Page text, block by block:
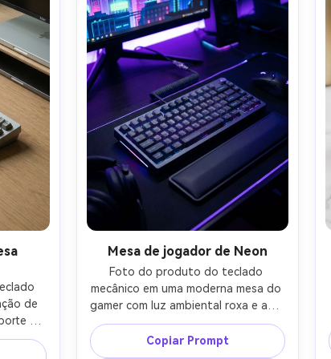
AR
textura ultra-realista, maquete de
comércio eletrônico de alta
qualidade-AR 4:5
de
de
de
de
Mesa de jogador de Neon
Foto do produto do teclado
mecânico em uma moderna mesa do
gamer com luz ambiental roxa e azul
neon, reflexos RGB sutis no caso,
fundo desfocado do monitor de
jogos, vibração cibernética moody,
Copiar Prompt